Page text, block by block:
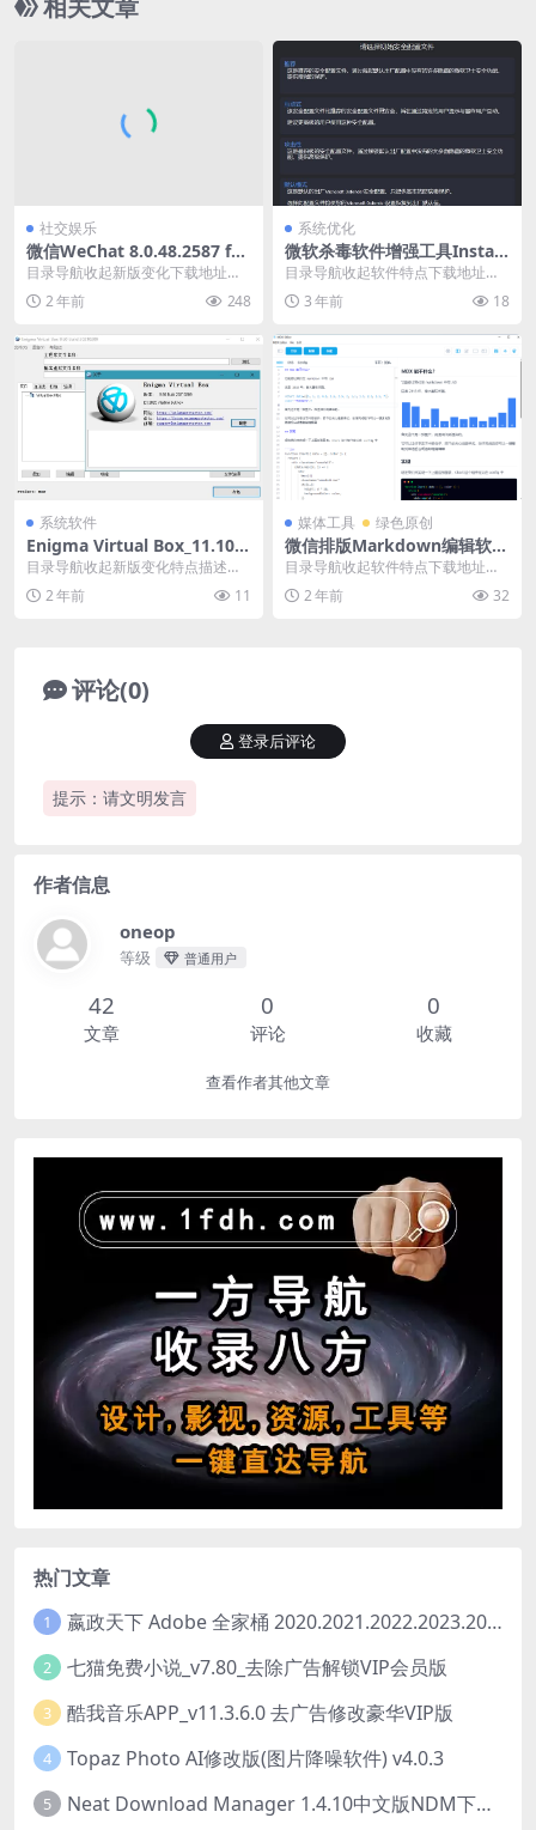
社交娱乐
微信WeChat 8.0.48.2587 for
Google Play微信谷歌版
目录导航收起新版变化下载地址目
录导航收起新版变化下载地址微信
WeChat，当今...
2 年前 248
系统优化
微软杀毒软件增强工具Install
DefenderUI v1.16
目录导航收起软件特点下载地址目
录导航收起软件特点下载地址Defe
nderUI 是...
3 年前 18
系统软件
Enigma Virtual Box_11.10.2
0241106 汉化去广告版
目录导航收起新版变化特点描述下
载地址目录导航收起新版变化特点
描述下载地址Enig...
2 年前 11
媒体工具 绿色原创
微信排版Markdown编辑软件
_MDX Notes (原 MDX Edito
r) v1.0.3
目录导航收起软件特点下载地址目
录导航收起软件特点下载地址MDX
Editor是一...
2 年前 32
评论(0)
提示：请文明发言
登录后评论
作者信息
oneop
等级 普通用户
42
文章
0
评论
0
收藏
查看作者其他文章
热门文章
1 嬴政天下 Adobe 全家桶 2020.2021.2022.2023.2024.2025大师版（2025年08月版 ）
2 七猫免费小说_v7.80_去除广告解锁VIP会员版
3 酷我音乐APP_v11.3.6.0 去广告修改豪华VIP版
4 Topaz Photo AI修改版(图片降噪软件) v4.0.3
5 Neat Download Manager 1.4.10中文版NDM下载器简称NDM